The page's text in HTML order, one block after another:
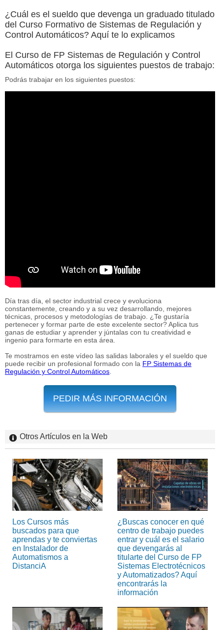
¿Cuál es el sueldo que devenga un graduado titulado
del Curso Formativo de Sistemas de Regulación y
Control Automáticos? Aquí te lo explicamos
El Curso de FP Sistemas de Regulación y Control
Automáticos otorga los siguientes puestos de trabajo:
Podrás trabajar en los siguientes puestos:
Día tras día, el sector industrial crece y evoluciona
constantemente, creando y a su vez desarrollando, mejores
técnicas, procesos y metodologías de trabajo. ¿Te gustaría
pertenecer y formar parte de este excelente sector? Aplica tus
ganas de estudiar y aprender y júntalas con tu creatividad e
ingenio para formarte en esta área.
Te mostramos en este vídeo las salidas laborales y el sueldo que
puede recibir un profesional formado con la FP Sistemas de
Regulación y Control Automáticos
PEDIR MÁS INFORMACIÓN
Otros Artículos en la Web
Los Cursos más
buscados para que
aprendas y te conviertas
en Instalador de
Automatismos a
DistanciA
¿Buscas conocer en qué
centro de trabajo puedes
entrar y cuál es el salario
que devengarás al
titularte del Curso de FP
Sistemas Electrotécnicos
y Automatizados? Aquí
encontrarás la
información